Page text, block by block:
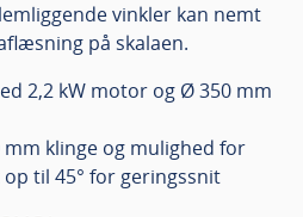
vinkler kan nemt
på skalaen.
2,2 kW motor og Ø 350 mm
mm klinge og mulighed for
til 45° for geringssnit